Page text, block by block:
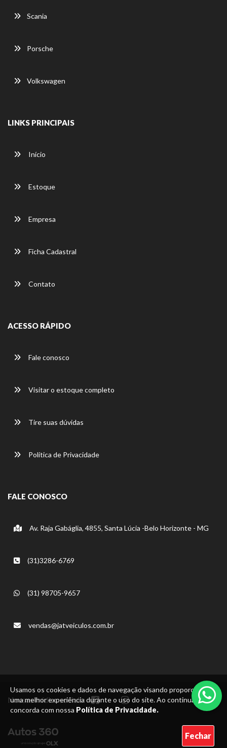
Usamos os cookies e dados de navegação visando proporcionar
uma melhor experiência durante o uso do site. Ao continuar, você
concorda com nossa Política de Privacidade.
Fechar
Scania
Porsche
Volkswagen
LINKS PRINCIPAIS
Início
Estoque
Empresa
Ficha Cadastral
Contato
ACESSO RÁPIDO
Fale conosco
Visitar o estoque completo
Tire suas dúvidas
Política de Privacidade
FALE CONOSCO
Av. Raja Gabáglia, 4855, Santa Lúcia -Belo Horizonte - MG
(31)3286-6769
(31) 98705-9657
vendas@jatveiculos.com.br
Nossas mídias sociais: